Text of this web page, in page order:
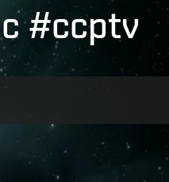
#ccptv